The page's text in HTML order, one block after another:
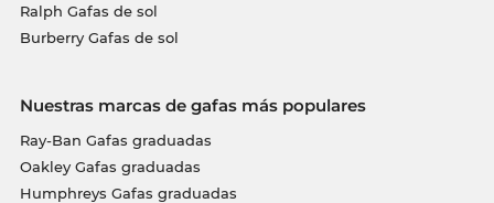
Ralph Gafas de sol
Burberry Gafas de sol
Nuestras marcas de gafas más populares
Ray-Ban Gafas graduadas
Oakley Gafas graduadas
Humphreys Gafas graduadas